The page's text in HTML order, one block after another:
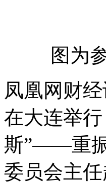
图为
凤凰网财
在大连举
斯”——重振
委员会主